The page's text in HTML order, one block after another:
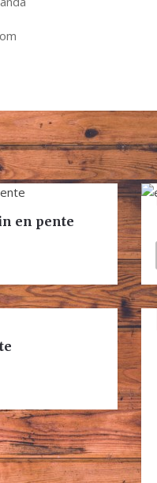
en pente